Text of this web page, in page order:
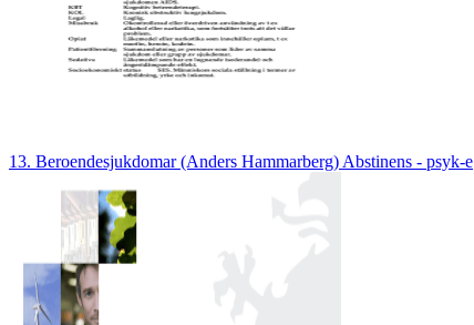
13. Beroendesjukdomar (Anders Hammarberg) Abstinens - psyk-e